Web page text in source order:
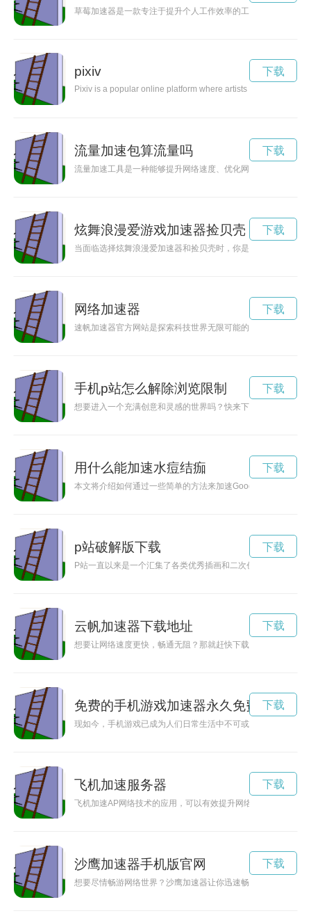
草莓加速器是一款专注于提升个人工作效率的工具，通过提供
pixiv
Pixiv is a popular online platform where artists from around
下载
流量加速包算流量吗
流量加速工具是一种能够提升网络速度、优化网络连接的软件
下载
炫舞浪漫爱游戏加速器捡贝壳
当面临选择炫舞浪漫爱加速器和捡贝壳时，你是否感到困惑？
下载
网络加速器
速帆加速器官方网站是探索科技世界无限可能的门户网站，为
下载
手机p站怎么解除浏览限制
想要进入一个充满创意和灵感的世界吗？快来下载pixiv官网
下载
用什么能加速水痘结痂
本文将介绍如何通过一些简单的方法来加速Google搜索的速度
下载
p站破解版下载
P站一直以来是一个汇集了各类优秀插画和二次创作作品的平
下载
云帆加速器下载地址
想要让网络速度更快，畅通无阻？那就赶快下载云帆加速器吧
下载
免费的手机游戏加速器永久免费
现如今，手机游戏已成为人们日常生活中不可或缺的一部分。
下载
飞机加速服务器
飞机加速AP网络技术的应用，可以有效提升网络速度和连接稳
下载
沙鹰加速器手机版官网
想要尽情畅游网络世界？沙鹰加速器让你迅速畅游网络无界，轻
下载